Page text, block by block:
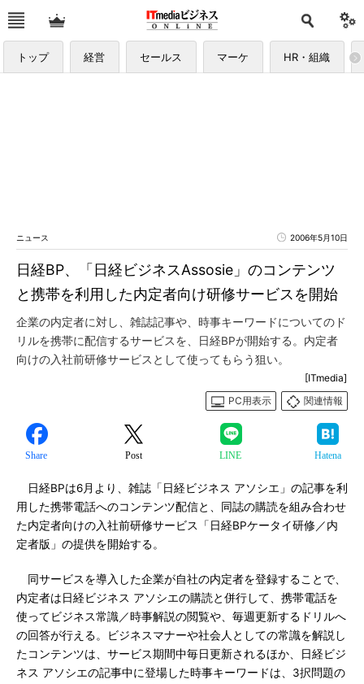
トップ 経営 セールス マーケ HR・組織
ニュース 2006年5月10日
日経BP、「日経ビジネスAssosie」のコンテンツ
と携帯を利用した内定者向け研修サービスを開始
企業の内定者に対し、雑誌記事や、時事キーワードについてのド
リルを携帯に配信するサービスを、日経BPが開始する。内定者
向けの入社前研修サービスとして使ってもらう狙い。
[ITmedia]
PC用表示
関連情報
Share Post LINE Hatena
日経BPは6月より、雑誌「日経ビジネス アソシエ」の記事を利
用した携帯電話へのコンテンツ配信と、同誌の購読を組み合わせ
た内定者向けの入社前研修サービス「日経BPケータイ研修／内
定者版」の提供を開始する。
同サービスを導入した企業が自社の内定者を登録することで、
内定者は日経ビジネス アソシエの購読と併行して、携帯電話を
使ってビジネス常識／時事解説の閲覧や、毎週更新するドリルへ
の回答が行える。ビジネスマナーや社会人としての常識を解説し
たコンテンツは、サービス期間中毎日更新されるほか、日経ビジ
ネス アソシエの記事中に登場した時事キーワードは、3択問題の